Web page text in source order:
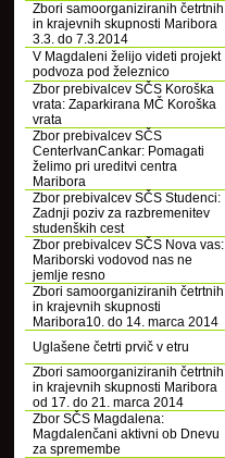
Zbori samoorganiziranih četrtnih
in krajevnih skupnosti Maribora
3.3. do 7.3.2014
V Magdaleni želijo videti projekt
podvoza pod železnico
Zbor prebivalcev SČS Koroška
vrata: Zaparkirana MČ Koroška
vrata
Zbor prebivalcev SČS
CenterIvanCankar: Pomagati
želimo pri ureditvi centra
Maribora
Zbor prebivalcev SČS Studenci:
Zadnji poziv za razbremenitev
studenških cest
Zbor prebivalcev SČS Nova vas:
Mariborski vodovod nas ne
jemlje resno
Zbori samoorganiziranih četrtnih
in krajevnih skupnosti
Maribora10. do 14. marca 2014
Uglašene četrti prvič v etru
Zbori samoorganiziranih četrtnih
in krajevnih skupnosti Maribora
od 17. do 21. marca 2014
Zbor SČS Magdalena:
Magdalenčani aktivni ob Dnevu
za spremembe